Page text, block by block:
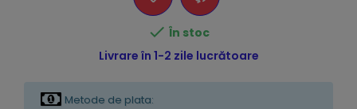
 În stoc
Livrare în 1-2 zile lucrătoare
Metode de plata: